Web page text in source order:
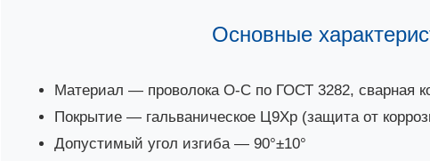
Основные
Материал — проволока О-С по ГОСТ 3282, сварная
Покрытие — гальваническое Ц9Хр (защита от
Допустимый угол изгиба — 90°±10°